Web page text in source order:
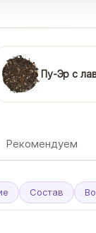
Пу-Эр с
Рекомендуем
Состав